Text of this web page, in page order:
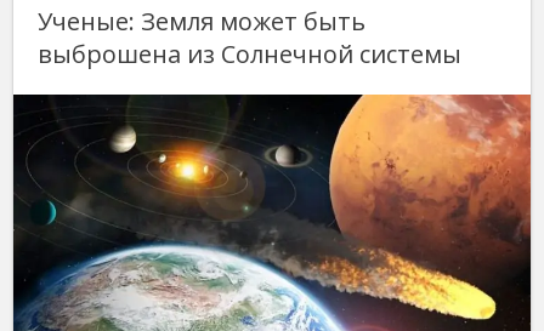
Ученые: Земля может быть
выброшена из Солнечной системы